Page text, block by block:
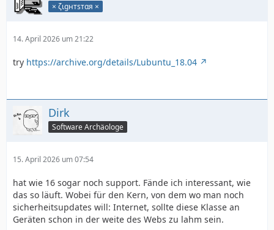
× ζιgнтѕтαя ×
14. April 2026 um 21:22
try https://archive.org/details/Lubuntu_18.04
Dirk
Software Archäologe
15. April 2026 um 07:54
hat wie 16 sogar noch support. Fände ich interessant, wie
das so läuft. Wobei für den Kern, von dem wo man noch
sicherheitsupdates will: Internet, sollte diese Klasse an
Geräten schon in der weite des Webs zu lahm sein.